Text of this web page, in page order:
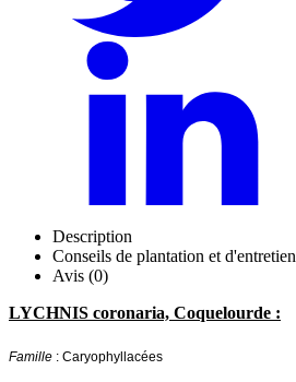
Description
Conseils de plantation et d'entretien
Avis (0)
LYCHNIS coronaria, Coquelourde :
Famille : Caryophyllacées